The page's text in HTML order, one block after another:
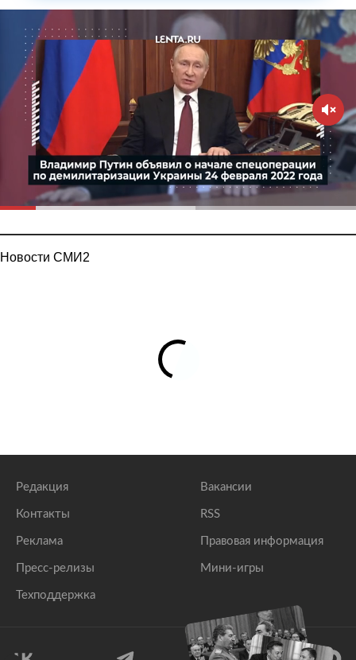
Новости СМИ2
Редакция
Контакты
Реклама
Пресс-релизы
Техподдержка
Вакансии
RSS
Правовая информация
Мини-игры